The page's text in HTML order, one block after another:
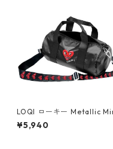
LOQI ローキー Metallic
Weekender メタリック ミニ
ウィークエンダー ボストン
¥5,940